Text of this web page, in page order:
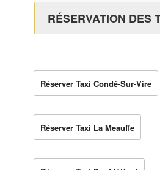
RÉSERVATION DES
Réserver Taxi Condé-Sur-Vire
Réserver Taxi La Meauffe